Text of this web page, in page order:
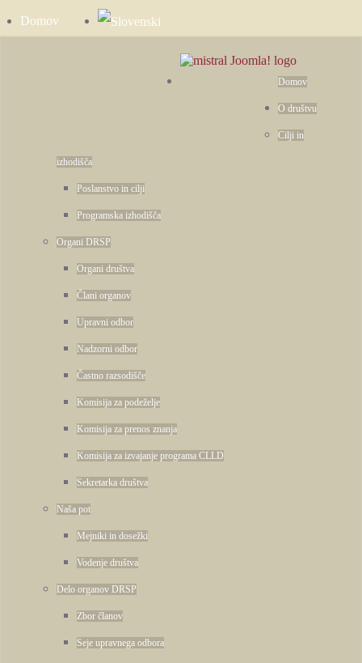
Domov
Domov
O društvu
Cilji in
izhodišča
Poslanstvo in cilji
Programska izhodišča
Organi DRSP
Organi društva
Člani organov
Upravni odbor
Nadzorni odbor
Častno razsodišče
Komisija za podeželje
Komisija za prenos znanja
Komisija za izvajanje programa CLLD
Sekretarka društva
Naša pot
Mejniki in dosežki
Vodenje društva
Delo organov DRSP
Zbor članov
Seje upravnega odbora